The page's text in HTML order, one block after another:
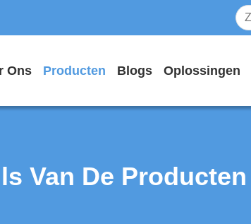
Ons Producten Blogs Oplossingen
Van De Producten